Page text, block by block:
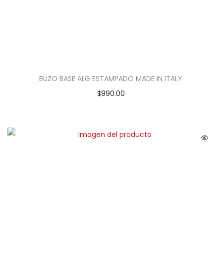
BUZO BASE ALG ESTAMPADO MADE IN ITALY
$990.00